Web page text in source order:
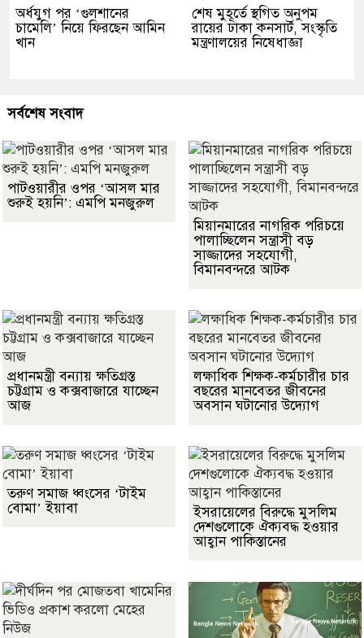
অর্ধযুগ পর ‘গুলশানের
চামেলি’ নিয়ে ফিরছেন আমিন
খান
শেষ মুহূর্তে স্থগিত অনুপম
রায়ের ঢাকা কনসার্ট, সংস্কৃতি
মন্ত্রণালয়ের নিষেধাজ্ঞা
সর্বশেষ সংবাদ
পাটওয়ারীর ওপর ‘আসল মার
শুরুই হয়নি’: এমপি মনজুরুল
মিয়ানমারের নাগরিক পরিচয়ে
পালাচ্ছিলেন সন্ত্রাসী বড়
সাজ্জাদের সহযোগী,
বিমানবন্দরে আটক
প্রধানমন্ত্রী বন্যায় ক্ষতিগ্রস্ত
চট্টগ্রাম ও কক্সবাজারে যাচ্ছেন
আজ
লক্ষাধিক শিক্ষক-কর্মচারীর চার
বছরের মানবেতর জীবনের
অবসান ঘটানোর উদ্যোগ
তরুণ সমাজ ধ্বংসের ‘টাইম
বোমা’ ইয়াবা
ইসরায়েলের বিরুদ্ধে মুসলিম
দেশগুলোকে ঐক্যবদ্ধ হওয়ার
আহ্বান পাকিস্তানের